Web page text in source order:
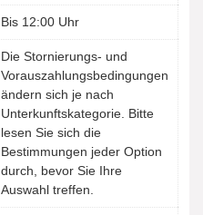
Bis 12:00 Uhr
Die Stornierungs- und
Vorauszahlungsbedingungen
ändern sich je nach
Unterkunftskategorie. Bitte
lesen Sie sich die
Bestimmungen jeder Option
durch, bevor Sie Ihre
Auswahl treffen.